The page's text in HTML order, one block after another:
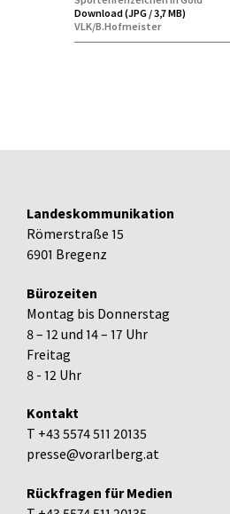
Download (JPG / 3,7 MB)
VLK/B.Hofmeister
Landeskommunikation
Römerstraße 15
6901 Bregenz
Bürozeiten
Montag bis Donnerstag
8 – 12 und 14 – 17 Uhr
Freitag
8 - 12 Uhr
Kontakt
T +43 5574 511 20135
presse@vorarlberg.at
Rückfragen für Medien